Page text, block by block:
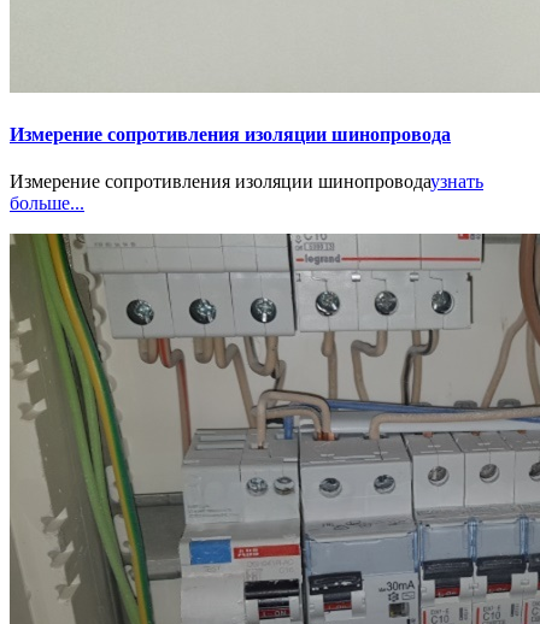
Измерение сопротивления изоляции шинопровода
Измерение сопротивления изоляции шинопроводаузнать
больше...